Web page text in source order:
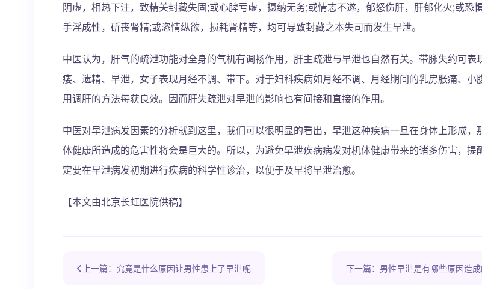
阴虚，相热下注，致精关封藏失固;或心脾亏虚，摄纳无务;或情志不遂，郁怒伤肝，肝郁化火;或恐
手淫成性，斫丧肾精;或恣情纵欲，损耗肾精等，均可导致封藏之本失司而发生早泄。
中医认为，肝气的疏泄功能对全身的气机有调畅作用，肝主疏泄与早泄也自然有关。带脉失约可表
痿、遗精、早泄，女子表现月经不调、带下。对于妇科疾病如月经不调、月经期间的乳房胀痛、小
用调肝的方法每获良效。因而肝失疏泄对早泄的影响也有间接和直接的作用。
中医对早泄病发因素的分析就到这里，我们可以很明显的看出，早泄这种疾病一旦在身体上形成，
体健康所造成的危害性将会是巨大的。所以，为避免早泄疾病病发对机体健康带来的诸多伤害，提
定要在早泄病发初期进行疾病的科学性诊治，以便于及早将早泄治愈。
【本文由北京长虹医院供稿】
上一篇：究竟是什么原因让男性患上了早泄呢 下一篇：男性早泄是有哪些原因造